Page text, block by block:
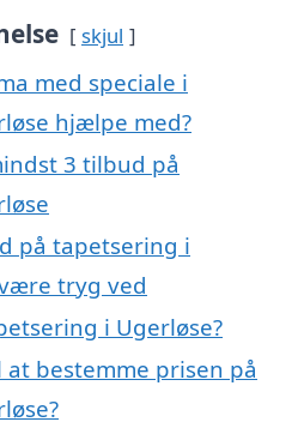
skjul
med speciale i
hjælpe med?
3 tilbud på
på tapetsering i
tryg ved
i Ugerløse?
bestemme prisen på